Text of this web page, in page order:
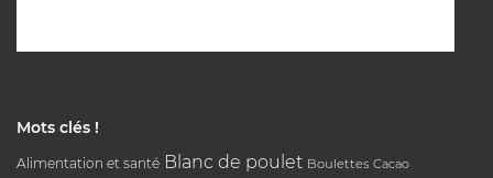
Mots clés !
Alimentation et santé Blanc de poulet Boulettes Cacao